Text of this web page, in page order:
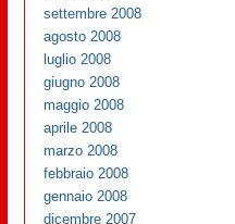
settembre 2008
agosto 2008
luglio 2008
giugno 2008
maggio 2008
aprile 2008
marzo 2008
febbraio 2008
gennaio 2008
dicembre 2007